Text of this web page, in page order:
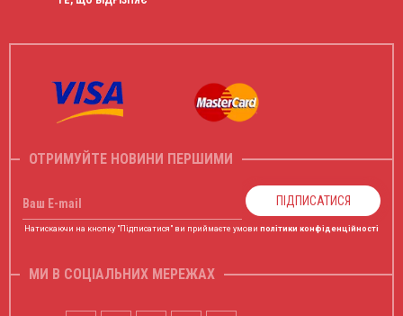
ОТРИМУЙТЕ НОВИНИ ПЕРШИМИ
Ваш E-mail ПІДПИСАТИСЯ
Натискаючи на кнопку "Підписатися" ви приймаєте умови політики конфіденційності
МИ В СОЦІАЛЬНИХ МЕРЕЖАХ